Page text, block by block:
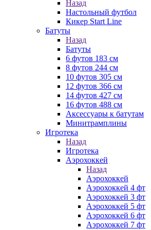
Назад
Настольный футбол
Кикер Start Line
Батуты
Назад
Батуты
6 футов 183 см
8 футов 244 см
10 футов 305 см
12 футов 366 см
14 футов 427 см
16 футов 488 см
Аксессуары к батутам
Минитрамплины
Игротека
Назад
Игротека
Аэрохоккей
Назад
Аэрохоккей
Аэрохоккей 4 фт
Аэрохоккей 3 фт
Аэрохоккей 5 фт
Аэрохоккей 6 фт
Аэрохоккей 7 фт